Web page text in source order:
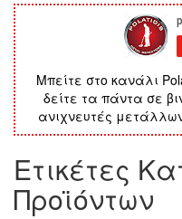
Μπείτε στο κανάλι
δείτε τα πάντα σε
ανιχνευτές
Ετικέτες
Προϊόντων